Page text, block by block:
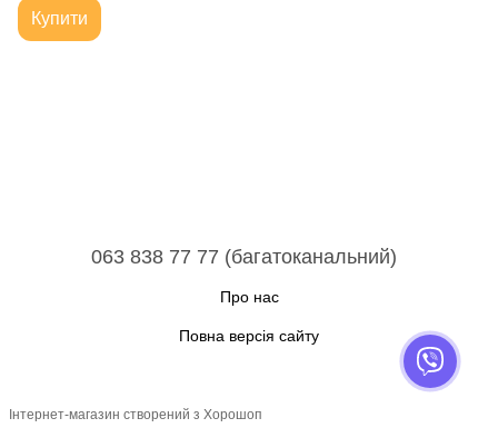
Купити
063 838 77 77 (багатоканальний)
Про нас
Повна версія сайту
Інтернет-магазин створений з Хорошоп